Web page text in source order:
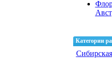
Категории